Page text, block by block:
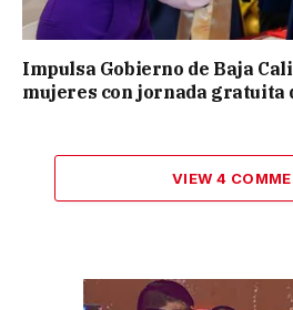
Impulsa Gobierno de Baja
mujeres con jornada gratuita
VIEW 4